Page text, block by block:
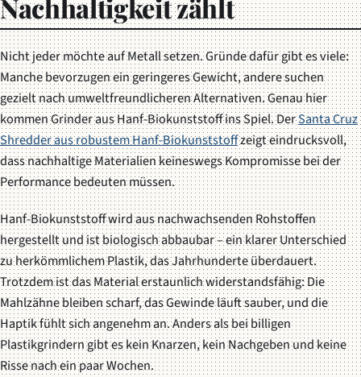
Nachhaltigkeit zählt
Nicht jeder möchte auf Metall setzen. Gründe dafür gibt es viele:
Manche bevorzugen ein geringeres Gewicht, andere suchen
gezielt nach umweltfreundlicheren Alternativen. Genau hier
kommen Grinder aus Hanf-Biokunststoff ins Spiel. DerSanta Cruz
Shredder aus robustem Hanf-Biokunststoffzeigt eindrucksvoll,
dass nachhaltige Materialien keineswegs Kompromisse bei der
Performance bedeuten müssen.
Hanf-Biokunststoff wird aus nachwachsenden Rohstoffen
hergestellt und ist biologisch abbaubar – ein klarer Unterschied
zu herkömmlichem Plastik, das Jahrhunderte überdauert.
Trotzdem ist das Material erstaunlich widerstandsfähig: Die
Mahlzähne bleiben scharf, das Gewinde läuft sauber, und die
Haptik fühlt sich angenehm an. Anders als bei billigen
Plastikgrindern gibt es kein Knarzen, kein Nachgeben und keine
Risse nach ein paar Wochen.